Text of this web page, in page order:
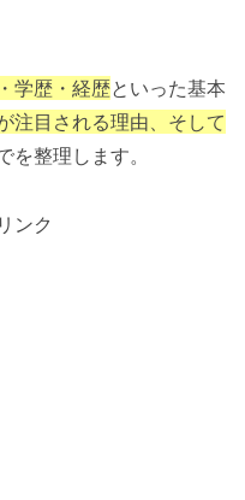
学歴・経歴といった基本
注目される理由、そして
を整理します。
ンク